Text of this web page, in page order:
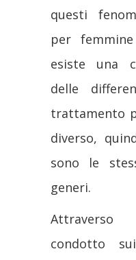
questi
per
esiste una
delle
trattamento
diverso,
sono le
generi.
condotto